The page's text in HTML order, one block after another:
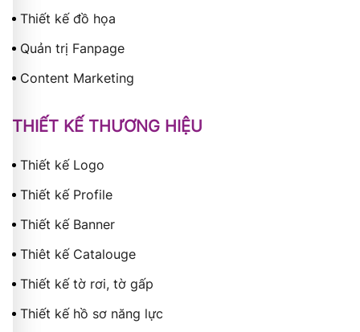
Thiết kế đồ họa
Quản trị Fanpage
Content Marketing
THIẾT KẾ THƯƠNG HIỆU
Thiết kế Logo
Thiết kế Profile
Thiết kế Banner
Thiêt kế Catalouge
Thiết kế tờ rơi, tờ gấp
Thiết kế hồ sơ năng lực